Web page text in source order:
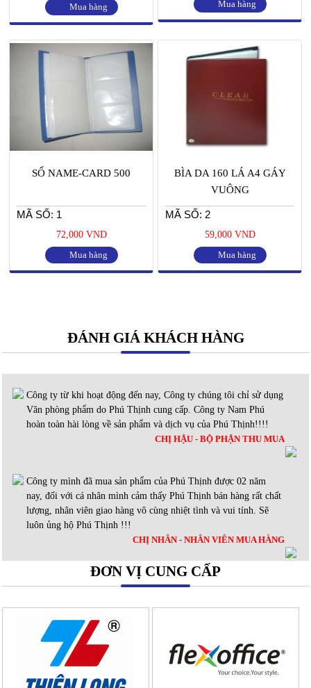
Mua hàng Mua hàng
SỔ NAME-CARD 500
MÃ SỐ: 1
72,000 VND
Mua hàng
BÌA DA 160 LÁ A4 GÁY
VUÔNG
MÃ SỐ: 2
59,000 VND
Mua hàng
ĐÁNH GIÁ KHÁCH HÀNG
Công ty từ khi hoạt động đến nay, Công ty chúng tôi chỉ sử dụng
Văn phòng phẩm do Phú Thịnh cung cấp. Công ty Nam Phú
hoàn toàn hài lòng về sản phẩm và dịch vụ của Phú Thịnh!!!!
CHỊ HẬU - BỘ PHẬN THU MUA
Công ty mình đã mua sản phẩm của Phú Thịnh được 02 năm
nay, đối với cá nhân mình cảm thấy Phú Thịnh bán hàng rất chất
lượng, nhân viên giao hàng vô cùng nhiệt tình và vui tính. Sẽ
luôn ủng hộ Phú Thịnh !!!
CHỊ NHÂN - NHÂN VIÊN MUA HÀNG
ĐƠN VỊ CUNG CẤP